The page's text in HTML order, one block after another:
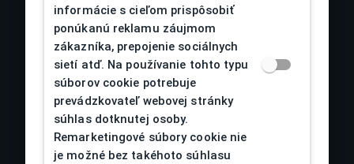
O nás
Obchodné podmienky
Reklamácia a vrátenie tovaru
informácie s cieľom prispôsobiť
ponúkanú reklamu záujmom
zákazníka, prepojenie sociálnych
sietí atď. Na používanie tohto typu
súborov cookie potrebuje
prevádzkovateľ webovej stránky
súhlas dotknutej osoby.
Remarketingové súbory cookie nie
je možné bez takéhoto súhlasu